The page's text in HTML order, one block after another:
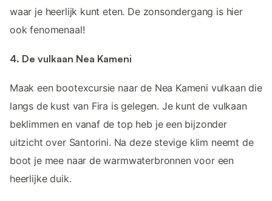
waar je heerlijk kunt eten. De zonsondergang is hier
ook fenomenaal!
4. De vulkaan Nea Kameni
Maak een bootexcursie naar de Nea Kameni vulkaan die
langs de kust van Fira is gelegen. Je kunt de vulkaan
beklimmen en vanaf de top heb je een bijzonder
uitzicht over Santorini. Na deze stevige klim neemt de
boot je mee naar de warmwaterbronnen voor een
heerlijke duik.